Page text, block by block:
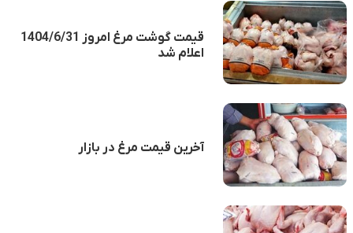
قیمت گوشت مرغ امروز 1404/6/31
اعلام شد
آخرین قیمت مرغ در بازار